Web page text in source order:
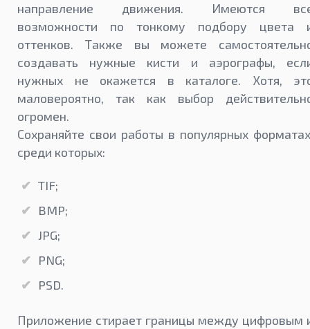
направление движения. Имеются
возможности по тонкому подбору цвета
оттенков. Также вы можете
создавать нужные кисти и аэрографы,
нужных не окажется в каталоге. Хотя,
маловероятно, так как выбор
огромен.
Сохраняйте свои работы в популярных
среди которых:
TIF;
BMP;
JPG;
PNG;
PSD.
Приложение стирает границы между цифровым